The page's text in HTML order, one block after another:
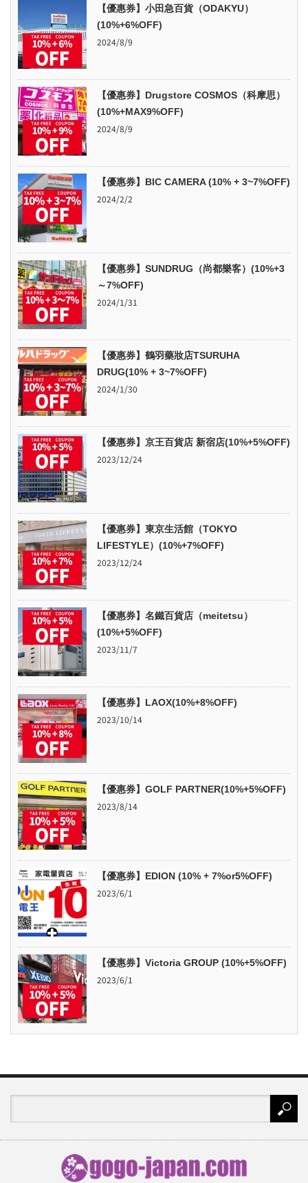
【優惠券】小田急百貨（ODAKYU）
(10%+6%OFF)
2024/8/9
【優惠券】Drugstore COSMOS（科摩思）
(10%+MAX9%OFF)
2024/8/9
【優惠券】BIC CAMERA (10% + 3~7%OFF)
2024/2/2
【優惠券】SUNDRUG（尚都樂客）(10%+3
～7%OFF)
2024/1/31
【優惠券】鶴羽藥妝店TSURUHA
DRUG(10% + 3~7%OFF)
2024/1/30
【優惠券】京王百貨店 新宿店(10%+5%OFF)
2023/12/24
【優惠券】東京生活館（TOKYO
LIFESTYLE）(10%+7%OFF)
2023/12/24
【優惠券】名鐵百貨店（meitetsu）
(10%+5%OFF)
2023/11/7
【優惠券】LAOX(10%+8%OFF)
2023/10/14
【優惠券】GOLF PARTNER(10%+5%OFF)
2023/8/14
【優惠券】EDION (10% + 7%or5%OFF)
2023/6/1
【優惠券】Victoria GROUP (10%+5%OFF)
2023/6/1